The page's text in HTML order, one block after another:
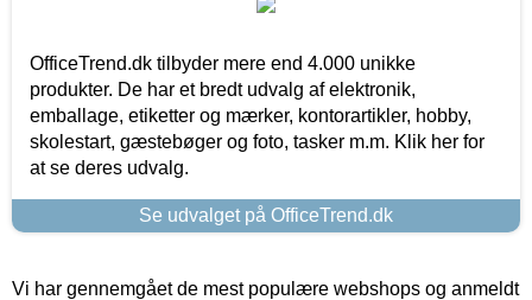
OfficeTrend.dk tilbyder mere end 4.000 unikke
produkter. De har et bredt udvalg af elektronik,
emballage, etiketter og mærker, kontorartikler, hobby,
skolestart, gæstebøger og foto, tasker m.m. Klik her for
at se deres udvalg.
Se udvalget på OfficeTrend.dk
Vi har gennemgået de mest populære webshops og anmeldt